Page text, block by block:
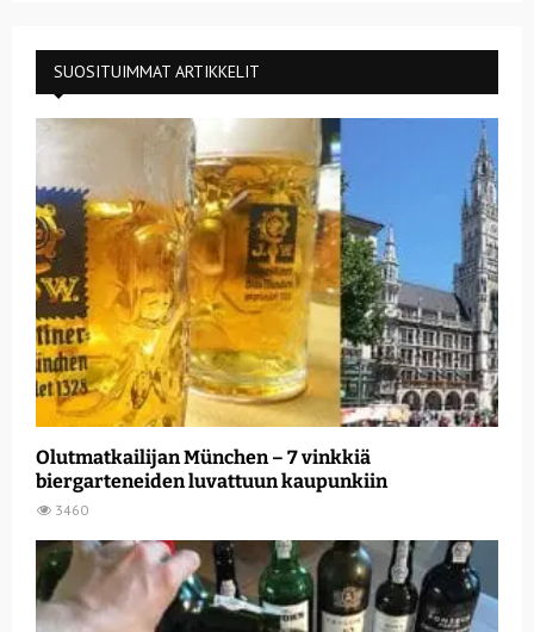
SUOSITUIMMAT ARTIKKELIT
Olutmatkailijan München – 7 vinkkiä
biergarteneiden luvattuun kaupunkiin
3460